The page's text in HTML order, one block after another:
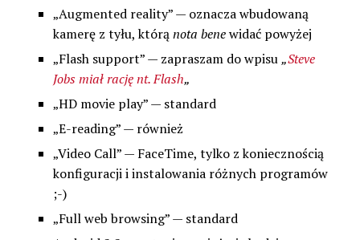
„Augmented reality” — oznacza wbudowaną
kamerę z tyłu, którąnota benewidać powyżej
„Flash support” — zapraszam do wpisu„Steve
Jobs miał rację nt. Flash„
„HD movie play” — standard
„E-reading” — również
„Video Call” — FaceTime, tylko z koniecznością
konfiguracji i instalowania różnych programów
;-)
„Full web browsing” — standard